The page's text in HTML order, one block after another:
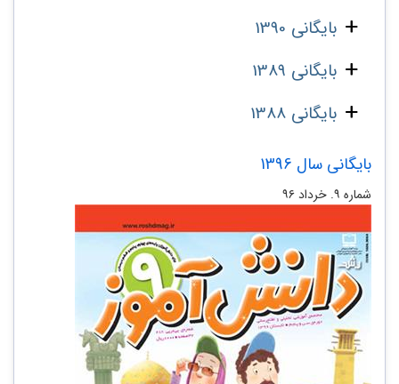
بایگانی 1390
بایگانی 1389
بایگانی 1388
بایگانی سال 1396
شماره ۹. خرداد ۹۶